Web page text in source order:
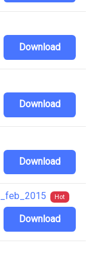
Download
Download
Download
Hot
Download